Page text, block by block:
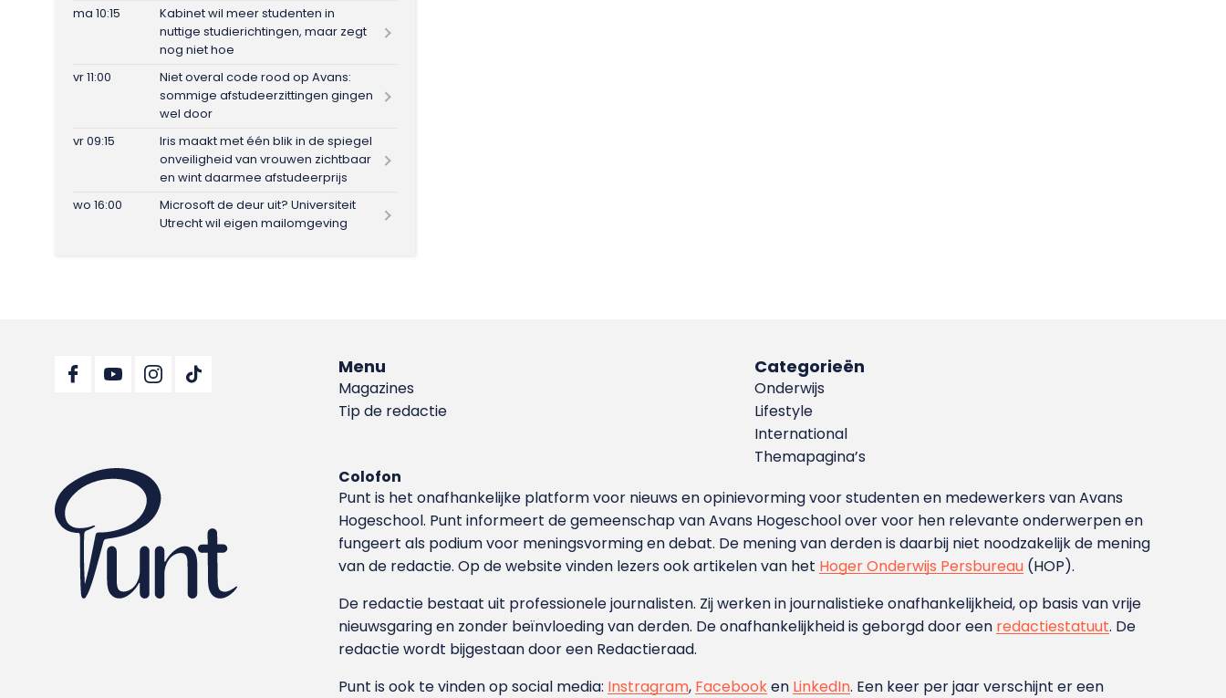
ma 10:15
Kabinet wil meer studenten in
nuttige studierichtingen, maar zegt
nog niet hoe
vr 11:00
Niet overal code rood op Avans:
sommige afstudeerzittingen gingen
wel door
vr 09:15
Iris maakt met één blik in de spiegel
onveiligheid van vrouwen zichtbaar
en wint daarmee afstudeerprijs
wo 16:00
Microsoft de deur uit? Universiteit
Utrecht wil eigen mailomgeving
Menu
Magazines
Tip de redactie
Categorieën
Onderwijs
Lifestyle
International
Themapagina’s
Colofon
Punt is het onafhankelijke platform voor nieuws en opinievorming voor studenten en medewerkers van Avans
Hoge­school. Punt informeert de gemeenschap van Avans Hogeschool over voor hen relevante onderwerpen en
fungeert als podium voor meningsvorming en debat. De mening van derden is daarbij niet noodzakelijk de mening
van de redactie. Op de website vinden lezers ook artikelen van het Hoger Onderwijs Persbureau (HOP).
De redactie bestaat uit professionele journalisten. Zij werken in journalistieke onafhankelijkheid, op basis van vrije
nieuwsgaring en zonder beïnvloeding van derden. De onafhankelijkheid is geborgd door een redactiestatuut. De
redactie wordt bijgestaan door een Redactieraad.
Punt is ook te vinden op social media: Instragram, Facebooken LinkedIn. Een keer per jaar verschijnt er een